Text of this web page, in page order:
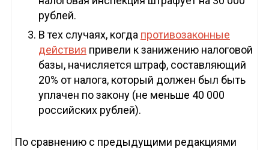
рублей.
В тех случаях, когда противозаконные
действия привели к занижению налоговой
базы, начисляется штраф, составляющий
20% от налога, который должен был быть
уплачен по закону (не меньше 40 000
российских рублей).
По сравнению с предыдущими редакциями